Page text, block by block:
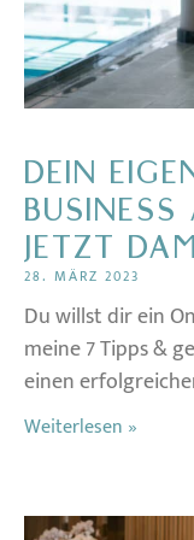
DEIN
BUSINESS
JETZT
28. MÄRZ 2023
Du willst dir ein
meine 7 Tipps &
einen
Weiterlesen »